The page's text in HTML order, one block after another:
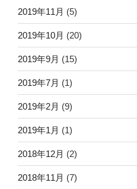
2019年11月 (5)
2019年10月 (20)
2019年9月 (15)
2019年7月 (1)
2019年2月 (9)
2019年1月 (1)
2018年12月 (2)
2018年11月 (7)